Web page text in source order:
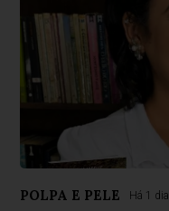
POLPA E PELE Há 1 dia